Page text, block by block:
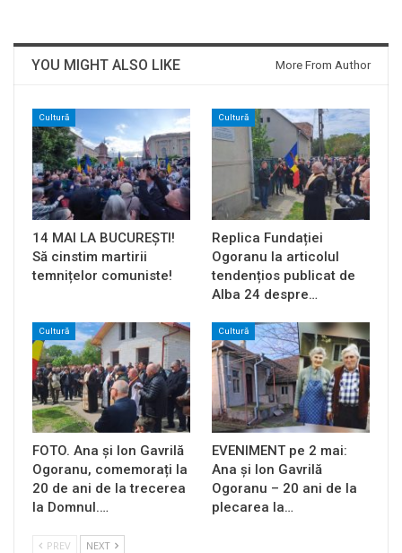
YOU MIGHT ALSO LIKE More From Author
Cultură
14 MAI LA BUCUREȘTI!
Să cinstim martirii
temnițelor comuniste!
Cultură
Replica Fundației
Ogoranu la articolul
tendențios publicat de
Alba 24 despre…
Cultură
FOTO. Ana și Ion Gavrilă
Ogoranu, comemorați la
20 de ani de la trecerea
la Domnul.…
Cultură
EVENIMENT pe 2 mai:
Ana și Ion Gavrilă
Ogoranu – 20 ani de la
plecarea la…
PREV NEXT